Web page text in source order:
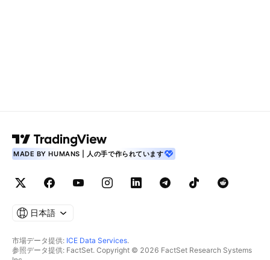
MADE BY HUMANS | 人の手で作られています
日本語
市場データ提供: ICE Data Services.
参照データ提供: FactSet. Copyright © 2026 FactSet Research Systems